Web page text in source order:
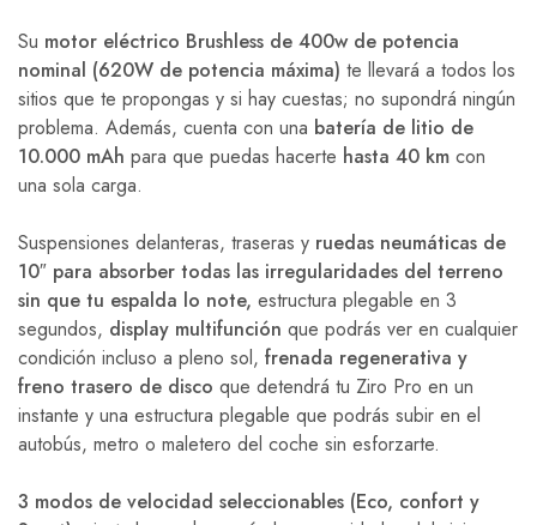
Su motor eléctrico Brushless de 400w de potencia
nominal (620W de potencia máxima) te llevará a todos los
sitios que te propongas y si hay cuestas; no supondrá ningún
problema. Además, cuenta con una batería de litio de
10.000 mAh para que puedas hacerte hasta 40 km con
una sola carga.
Suspensiones delanteras, traseras y ruedas neumáticas de
10″ para absorber todas las irregularidades del terreno
sin que tu espalda lo note, estructura plegable en 3
segundos, display multifunción que podrás ver en cualquier
condición incluso a pleno sol, frenada regenerativa y
freno trasero de disco que detendrá tu Ziro Pro en un
instante y una estructura plegable que podrás subir en el
autobús, metro o maletero del coche sin esforzarte.
3 modos de velocidad seleccionables (Eco, confort y